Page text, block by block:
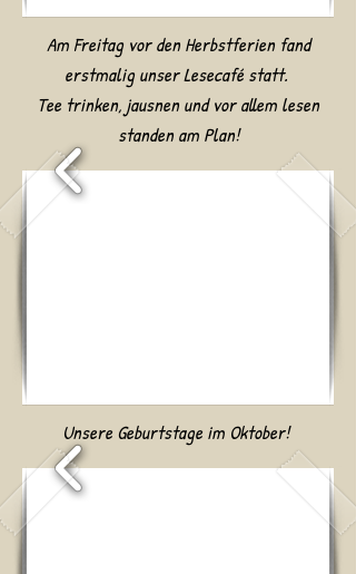
Am Freitag vor den Herbstferien fand
erstmalig unserLesecafé statt.
Tee trinken, jausnen und vor allem lesen
standen am Plan!
Unsere Geburtstage im Oktober!